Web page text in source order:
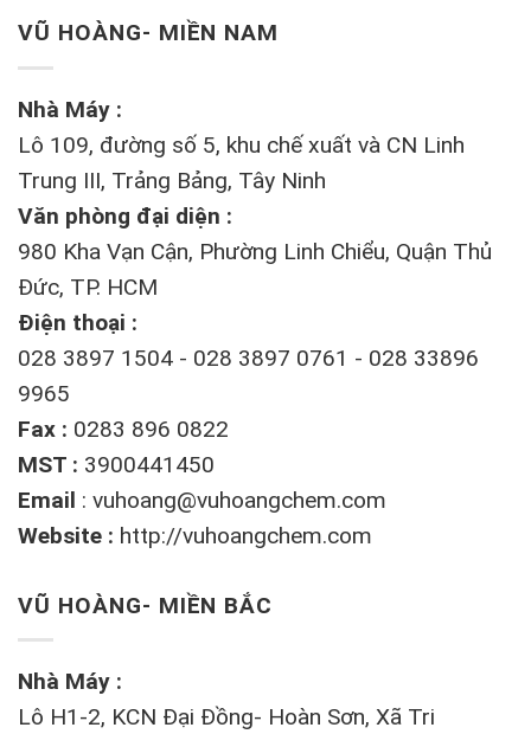
VŨ HOÀNG- MIỀN NAM
Nhà Máy :
Lô 109, đường số 5, khu chế xuất và CN Linh
Trung III, Trảng Bảng, Tây Ninh
Văn phòng đại diện :
980 Kha Vạn Cận, Phường Linh Chiểu, Quận Thủ
Đức, TP. HCM
Điện thoại :
028 3897 1504 - 028 3897 0761 - 028 33896
9965
Fax : 0283 896 0822
MST : 3900441450
Email : vuhoang@vuhoangchem.com
Website : http://vuhoangchem.com
VŨ HOÀNG- MIỀN BẮC
Nhà Máy :
Lô H1-2, KCN Đại Đồng- Hoàn Sơn, Xã Tri